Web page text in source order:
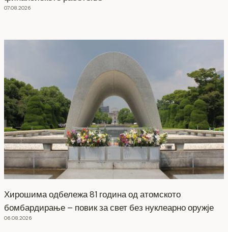
07.08.2026
Хирошима одбележа 81 година од атомското
бомбардирање – повик за свет без нуклеарно оружје
06.08.2026